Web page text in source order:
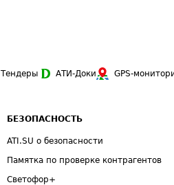
Тендеры АТИ-Доки GPS-
БЕЗОПАСНОСТЬ
ATI.SU о безопасности
Памятка по проверке контрагентов
Светофор+